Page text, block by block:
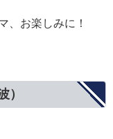
、お楽しみに！
）